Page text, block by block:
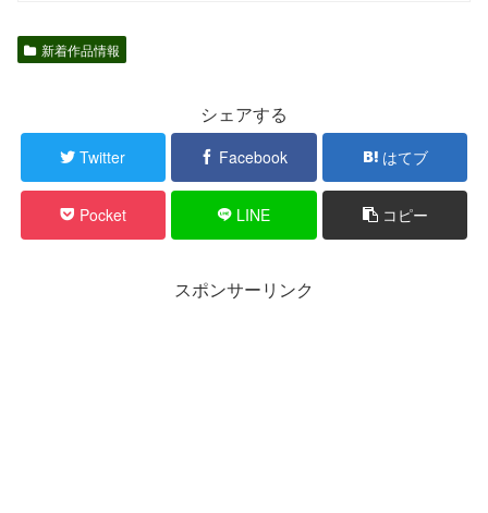
新着作品情報
シェアする
Twitter Facebook はてブ
Pocket LINE コピー
スポンサーリンク